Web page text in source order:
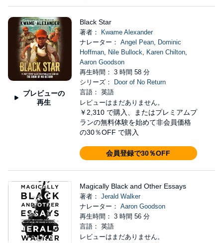
プレビューの
再生
Black Star
著者：
Kwame Alexander
ナレーター： Angel Pean, Dominic
Hoffman, Nile Bullock, Karen Chilton,
Aaron Goodson
再生時間： 3 時間 58 分
シリーズ：
Door of No Return
言語： 英語
レビューはまだありません。
￥2,310 で購入、またはプレミアムプ
ランの無料体験を始めて非会員価格
の30％OFF で購入
会員登録で30％OFF
Magically Black and Other Essays
著者： Jerald Walker
ナレーター： Aaron Goodson
再生時間： 3 時間 56 分
言語： 英語
レビューはまだありません。